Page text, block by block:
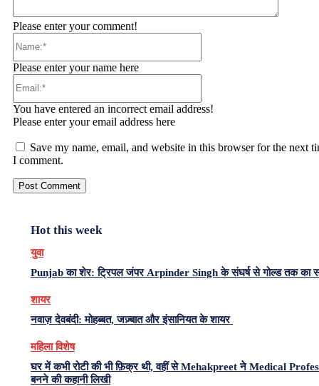
Please enter your comment!
Please enter your name here
You have entered an incorrect email address!
Please enter your email address here
Save my name, email, and website in this browser for the next
I comment.
Hot this week
युवा
Punjab का शेर: ट्रिपल जंपर Arpinder Singh के संघर्ष से गोल्ड तक का
शायर
नवाज़ देवबंदी: मोहब्बत, जज़्बात और इंसानियत के शायर
महिला विशेष
घर में कभी रोटी की भी फ़िक्र थी, वहीं से Mehakpreet ने Medical
बनने की कहानी लिखी